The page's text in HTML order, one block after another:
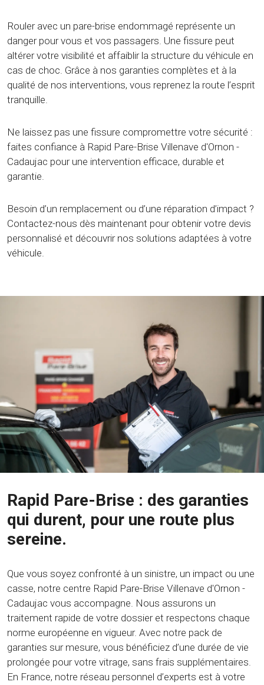
Rouler avec un pare-brise endommagé représente un
danger pour vous et vos passagers. Une fissure peut
altérer votre visibilité et affaiblir la structure du véhicule en
cas de choc. Grâce à nos garanties complètes et à la
qualité de nos interventions, vous reprenez la route l’esprit
tranquille.
Ne laissez pas une fissure compromettre votre sécurité :
faites confiance à Rapid Pare-Brise Villenave d'Ornon -
Cadaujac pour une intervention efficace, durable et
garantie.
Besoin d’un remplacement ou d’une réparation d’impact ?
Contactez-nous dès maintenant pour obtenir votre devis
personnalisé et découvrir nos solutions adaptées à votre
véhicule.
Rapid Pare-Brise : des garanties
qui durent, pour une route plus
sereine.
Que vous soyez confronté à un sinistre, un impact ou une
casse, notre centre Rapid Pare-Brise Villenave d'Ornon -
Cadaujac vous accompagne. Nous assurons un
traitement rapide de votre dossier et respectons chaque
norme européenne en vigueur. Avec notre pack de
garanties sur mesure, vous bénéficiez d’une durée de vie
prolongée pour votre vitrage, sans frais supplémentaires.
En France, notre réseau personnel d’experts est à votre